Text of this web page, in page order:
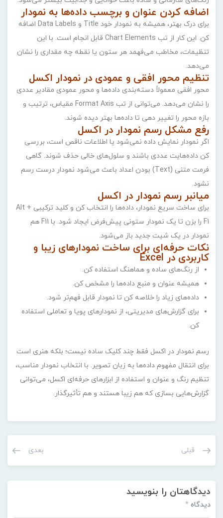
اضافه کردن عنوان و برچسب داده‌ها به نمودار
برای درک بهتر، همیشه به نمودار خود Title و Data Labels اضافه
کن. این کار از تب Chart Elements قابل انجام است. با این
تنظیمات، مخاطب می‌فهمد هر ستون یا نقطه چه مقداری را نشان
می‌دهد.
تنظیم محور افقی و عمودی در نمودار اکسل
محور افقی معمولاً دسته‌بندی داده‌ها و محور عمودی مقادیر عددی
را نشان می‌دهد. می‌توانی از تب Format Axis مقیاس، ترتیب و
بازه محور را تغییر دهی تا داده‌ها بهتر دیده شوند.
رفع مشکل رسم نمودار در اکسل
اگر نمودار نمایش داده نمی‌شود یا اطلاعات ناقص است، بررسی
کن داده‌هایت عددی باشند و سلول‌های خالی حذف شوند. گاهی
فرمت متنی (Text) بودن اعداد باعث می‌شود نمودار درست رسم
نشود.
میانبر رسم نمودار در اکسل
برای ساخت سریع نمودار، داده‌ها را انتخاب کن و کلید ترکیبی Alt +
F1 را بزن تا یک نمودار ستونی پیش‌فرض ایجاد شود. با F11 هم
نمودار در یک شیت جدید باز می‌شود.
نکات حرفه‌ای برای ساخت نمودارهای زیبا و
کاربردی در Excel
از رنگ‌های ساده و هماهنگ استفاده کن.
همیشه عنوان و منبع داده‌ها را مشخص کن.
داده‌های زیاد را خلاصه کن تا نمودار قابل فهم‌تر شود.
برای گزارش‌های مدیریتی، از نمودارهای پویا و تعاملی استفاده
کن.
رسم نمودار در اکسل فقط چند کلیک ساده نیست؛ بلکه هنری است
برای انتقال مفهوم داده‌ها به زبان تصویر. با انتخاب نمودار مناسب،
تنظیم رنگ و عنوان و استفاده از ابزارهای حرفه‌ای اکسل، می‌توانی
گزارش‌هایی بسازی که هم زیبا هستند و هم تأثیرگذار.
قبلی بعدی
دیدگاهتان را بنویسید
دیدگاه *